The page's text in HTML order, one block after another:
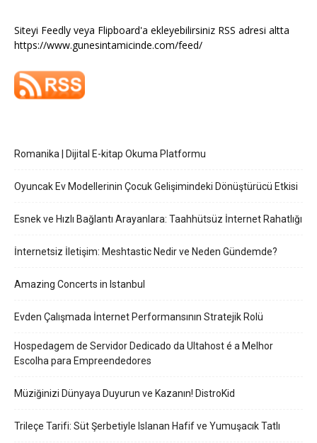
Siteyi Feedly veya Flipboard'a ekleyebilirsiniz RSS adresi altta
https://www.gunesintamicinde.com/feed/
Romanika | Dijital E-kitap Okuma Platformu
Oyuncak Ev Modellerinin Çocuk Gelişimindeki Dönüştürücü Etkisi
Esnek ve Hızlı Bağlantı Arayanlara: Taahhütsüz İnternet Rahatlığı
İnternetsiz İletişim: Meshtastic Nedir ve Neden Gündemde?
Amazing Concerts in Istanbul
Evden Çalışmada İnternet Performansının Stratejik Rolü
Hospedagem de Servidor Dedicado da Ultahost é a Melhor
Escolha para Empreendedores
Müziğinizi Dünyaya Duyurun ve Kazanın! DistroKid
Trileçe Tarifi: Süt Şerbetiyle Islanan Hafif ve Yumuşacık Tatlı